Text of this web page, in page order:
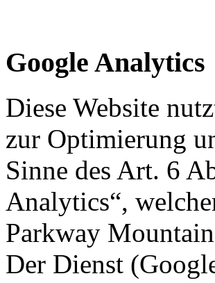
Google Analytics
Diese Website
zur Optimierung
Sinne des Art. 6
Analytics“,
Parkway
Der Dienst